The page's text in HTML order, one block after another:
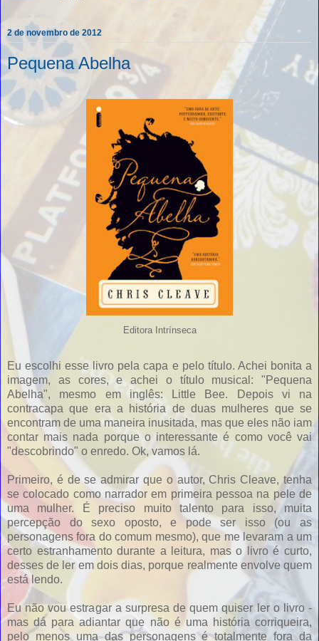
2 de novembro de 2012
Pequena Abelha
Editora Intrínseca
Eu escolhi esse livro pela capa e pelo título. Achei bonita a
imagem, as cores, e achei o título musical: "Pequena
Abelha", mesmo em inglês: Little Bee. Depois vi na
contracapa que era a história de duas mulheres que se
encontram de uma maneira inusitada, mas que eles não iam
contar mais nada porque o interessante é como você vai
"descobrindo" o enredo. Ok, vamos lá.
Primeiro, é de se admirar que o autor, Chris Cleave, tenha
se colocado como narrador em primeira pessoa na pele de
uma mulher. É preciso muito talento para isso, muita
percepção do sexo oposto, e pode ser isso (ou as
personagens fora do comum mesmo), que me levaram a um
certo estranhamento durante a leitura, mas o livro é curto,
desses de ler em dois dias, porque realmente envolve quem
está lendo.
Eu não vou estragar a surpresa de quem quiser ler o livro -
mas dá para adiantar que não é uma história corriqueira,
pelo menos uma das personagens é totalmente fora da